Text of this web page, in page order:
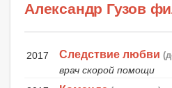
Александр Гузов
2017 Следствие любви
врач скорой помощи